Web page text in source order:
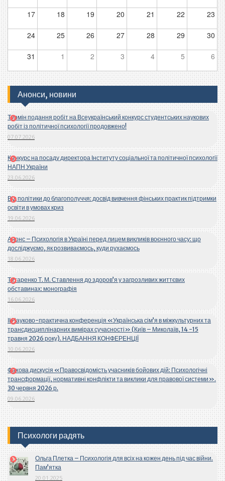
17 18 19 20 21 22 23
24 25 26 27 28 29 30
31 1 2 3 4 5 6
Анонси, новини
Термін подання робіт на Всеукраїнський конкурс студентських наукових
робіт із політичної психології продовжено!
07.07.2026
Конкурс на посаду директора Інституту соціальної та політичної психології
НАПН України
23.06.2026
Від політики до благополуччя: досвід вивчення фінських практик підтримки
освіти в умовах криз
19.06.2026
Анонс – Психологія в Україні перед лицем викликів воєнного часу: що
досліджуємо, як розвиваємось, куди рухаємось
18.06.2026
Титаренко Т. М. Ставлення до здоров’я у загрозливих життєвих
обставинах: монографія
16.06.2026
ІІ Науково-практична конференція «Українська сім’я в міжкультурних та
трансдисциплінарних вимірах сучасності» (Київ – Миколаїв, 14 -15
травня 2026 року). НАДБАННЯ КОНФЕРЕНЦІЇ
10.06.2026
Фахова дискусія «Правосвідомість учасників бойових дій: Психологічні
трансформації, нормативні конфлікти та виклики для правової системи».
30 червня 2026 р.
09.06.2026
Психологи радять
Ольга Плетка – Психологія для всіх на кожен день під час війни.
Пам’ятка
20.01.2025